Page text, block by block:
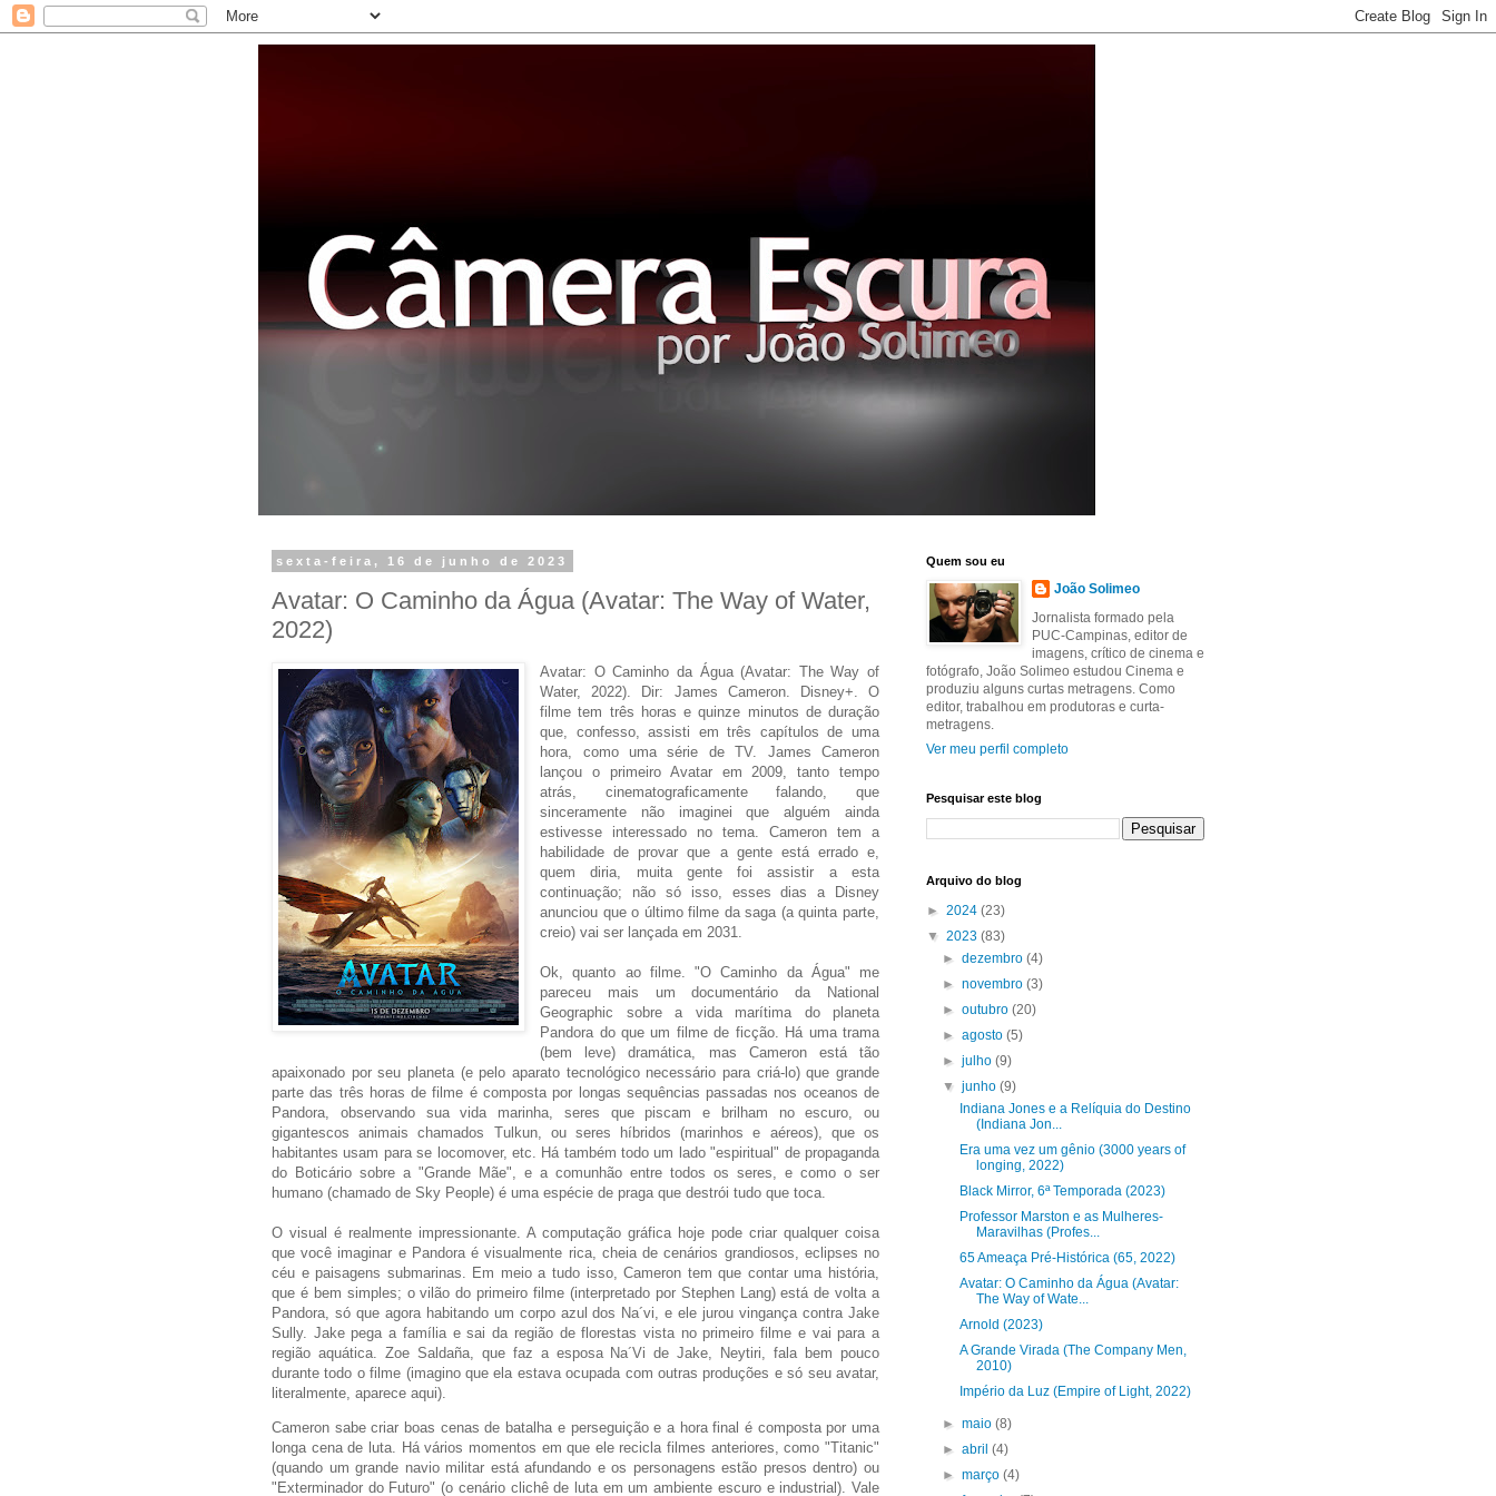
sexta-feira, 16 de junho de 2023
Avatar: O Caminho da Água (Avatar: The Way of Water,
2022)
Avatar: O Caminho da Água (Avatar: The Way of
Water, 2022). Dir: James Cameron. Disney+. O
filme tem três horas e quinze minutos de duração
que, confesso, assisti em três capítulos de uma
hora, como uma série de TV. James Cameron
lançou o primeiro Avatar em 2009, tanto tempo
atrás, cinematograficamente falando, que
sinceramente não imaginei que alguém ainda
estivesse interessado no tema. Cameron tem a
habilidade de provar que a gente está errado e,
quem diria, muita gente foi assistir a esta
continuação; não só isso, esses dias a Disney
anunciou que o último filme da saga (a quinta parte,
creio) vai ser lançada em 2031.
Ok, quanto ao filme. "O Caminho da Água" me
pareceu mais um documentário da National
Geographic sobre a vida marítima do planeta
Pandora do que um filme de ficção. Há uma trama
(bem leve) dramática, mas Cameron está tão
apaixonado por seu planeta (e pelo aparato tecnológico necessário para criá-lo) que grande
parte das três horas de filme é composta por longas sequências passadas nos oceanos de
Pandora, observando sua vida marinha, seres que piscam e brilham no escuro, ou
gigantescos animais chamados Tulkun, ou seres híbridos (marinhos e aéreos), que os
habitantes usam para se locomover, etc. Há também todo um lado "espiritual" de propaganda
do Boticário sobre a "Grande Mãe", e a comunhão entre todos os seres, e como o ser
humano (chamado de Sky People) é uma espécie de praga que destrói tudo que toca.
O visual é realmente impressionante. A computação gráfica hoje pode criar qualquer coisa
que você imaginar e Pandora é visualmente rica, cheia de cenários grandiosos, eclipses no
céu e paisagens submarinas. Em meio a tudo isso, Cameron tem que contar uma história,
que é bem simples; o vilão do primeiro filme (interpretado por Stephen Lang) está de volta a
Pandora, só que agora habitando um corpo azul dos Na´vi, e ele jurou vingança contra Jake
Sully. Jake pega a família e sai da região de florestas vista no primeiro filme e vai para a
região aquática. Zoe Saldaña, que faz a esposa Na´Vi de Jake, Neytiri, fala bem pouco
durante todo o filme (imagino que ela estava ocupada com outras produções e só seu avatar,
literalmente, aparece aqui).
Cameron sabe criar boas cenas de batalha e perseguição e a hora final é composta por uma
longa cena de luta. Há vários momentos em que ele recicla filmes anteriores, como "Titanic"
(quando um grande navio militar está afundando e os personagens estão presos dentro) ou
"Exterminador do Futuro" (o cenário clichê de luta em um ambiente escuro e industrial). Vale
Quem sou eu
João Solimeo
Jornalista formado pela
PUC-Campinas, editor de
imagens, crítico de cinema e
fotógrafo, João Solimeo estudou Cinema e
produziu alguns curtas metragens. Como
editor, trabalhou em produtoras e curta-
metragens.
Ver meu perfil completo
Pesquisar este blog
Arquivo do blog
► 2024 (23)
▼ 2023 (83)
►dezembro(4)
►novembro(3)
►outubro(20)
►agosto(5)
►julho(9)
▼junho(9)
Indiana Jones e a Relíquia do Destino
(Indiana Jon...
Era uma vez um gênio (3000 years of
longing, 2022)
Black Mirror, 6ª Temporada (2023)
Professor Marston e as Mulheres-
Maravilhas (Profes...
65 Ameaça Pré-Histórica (65, 2022)
Avatar: O Caminho da Água (Avatar:
The Way of Wate...
Arnold (2023)
A Grande Virada (The Company Men,
2010)
Império da Luz (Empire of Light, 2022)
►maio(8)
►abril(4)
►março(4)